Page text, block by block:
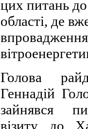
цих питань до
області, де
впровадження
Голова
Геннадій
зайнявся
візиту до